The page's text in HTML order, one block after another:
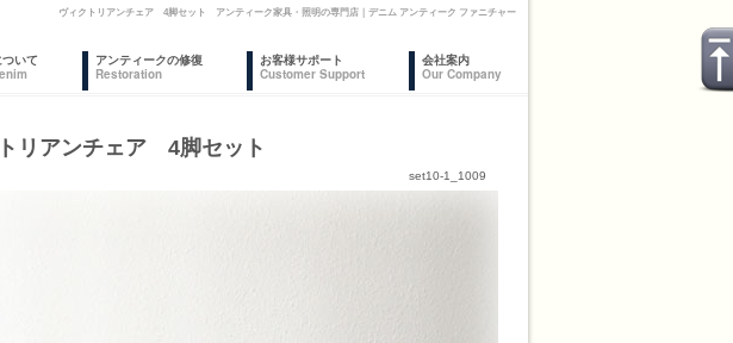
ヴィクトリアンチェア 4脚セット アンティーク家具・照明の専門店｜デニム アンティーク ファニチャー
いて
アンティークの修復
Restoration
お客様サポート
Customer Support
会社案内
Our Company
リアンチェア 4脚セット
set10-1_1009